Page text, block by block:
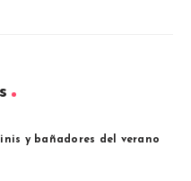
y bañadores del verano